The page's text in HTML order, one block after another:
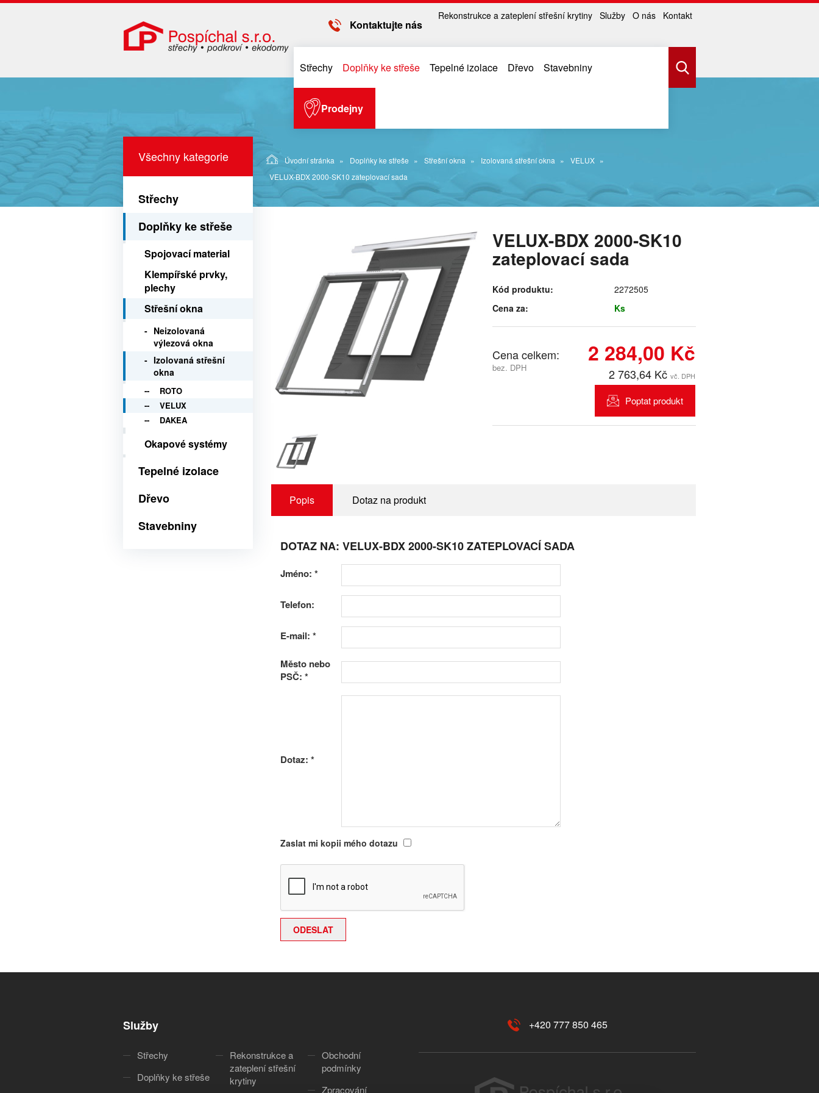
Rekonstrukce a zateplení střešní krytiny Služby O nás Kontakt
Kontaktujte nás
Střechy Doplňky ke střeše Tepelné izolace Dřevo Stavebniny
Prodejny
Úvodní stránka Doplňky ke střeše Střešní okna Izolovaná střešní okna
VELUX
VELUX-BDX 2000-SK10 zateplovací sada
Všechny kategorie
Střechy
Doplňky ke střeše
Spojovací material
Klempířské prvky,
plechy
Střešní okna
Neizolovaná
výlezová okna
Izolovaná střešní
okna
ROTO
VELUX
DAKEA
Okapové systémy
Tepelné izolace
Dřevo
Stavebniny
VELUX-BDX 2000-SK10
zateplovací sada
Kód produktu:
2272505
Cena za:
Ks
Cena celkem:
bez. DPH
2 284,00 Kč
2 763,64 Kčvč. DPH
Poptat produkt
Popis Dotaz na produkt
DOTAZ NA: VELUX-BDX 2000-SK10 ZATEPLOVACÍ SADA
Jméno: *
Telefon:
E-mail: *
Město nebo
PSČ: *
Dotaz: *
Zaslat mi kopii mého dotazu
Služby
Střechy
Doplňky ke střeše
Rekonstrukce a
zateplení střešní
krytiny
Obchodní
podmínky
Zpracování
+420 777 850 465